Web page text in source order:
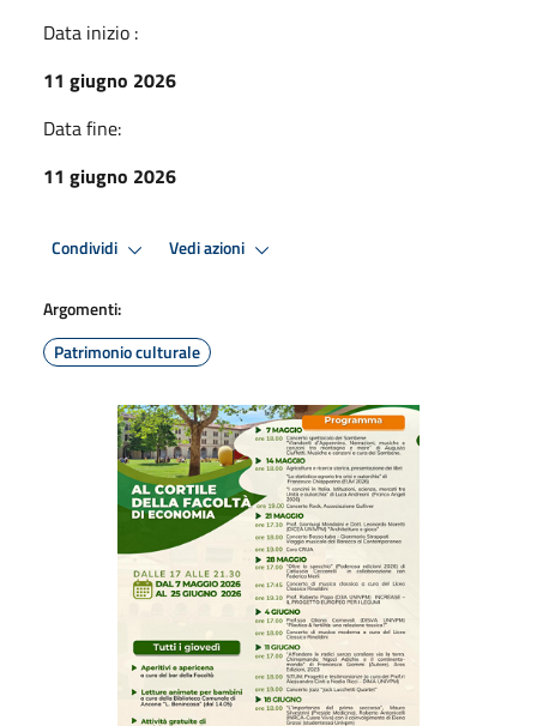
Data inizio :
11 giugno 2026
Data fine:
11 giugno 2026
Condividi Vedi azioni
Argomenti:
Patrimonio culturale